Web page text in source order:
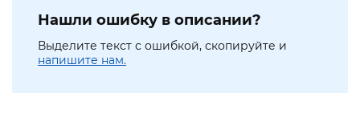
Нашли ошибку в описании?
Выделите текст с ошибкой, скопируйте и
напишите нам.